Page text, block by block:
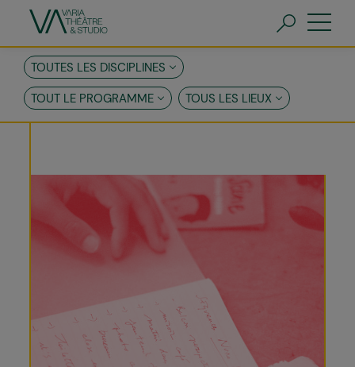
contenu
principal
FR EN
TOUTES LES DISCIPLINES
TOUT LE PROGRAMME
TOUS LES LIEUX